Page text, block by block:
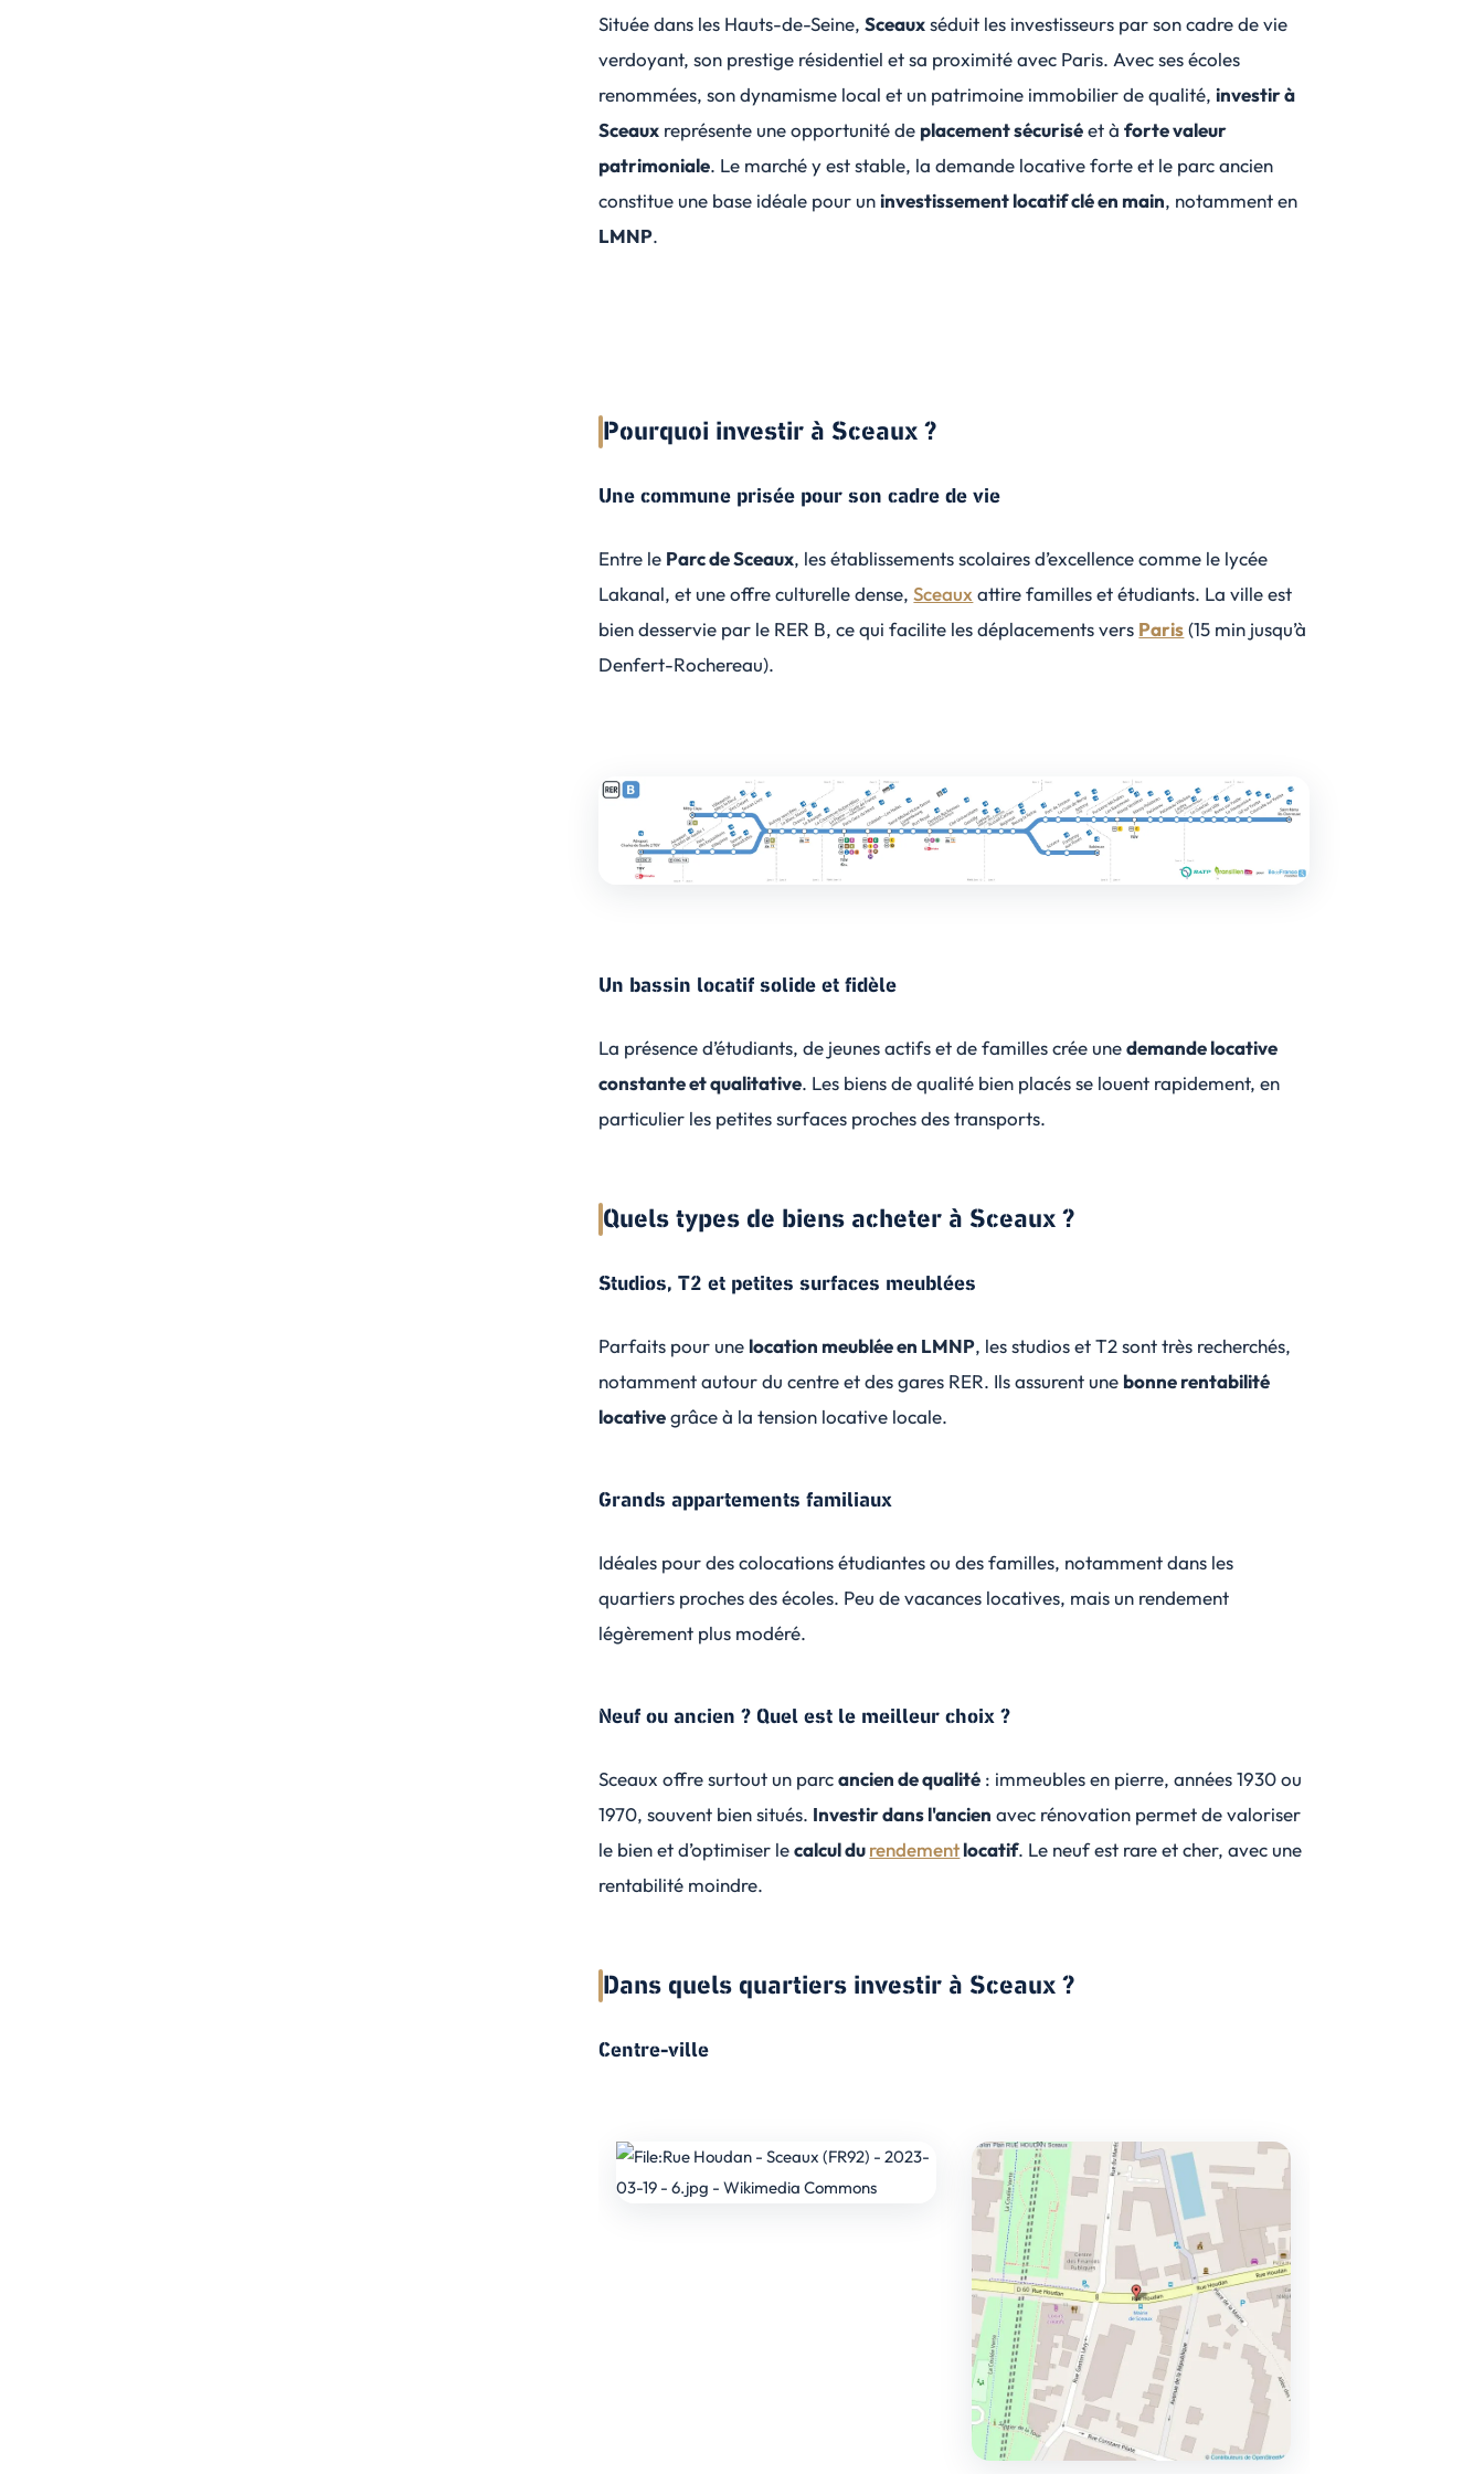
Située dans les Hauts-de-Seine,Sceauxséduit les investisseurs par son cadre de vie
verdoyant, son prestige résidentiel et sa proximité avec Paris. Avec ses écoles
renommées, son dynamisme local et un patrimoine immobilier de qualité,investir à
Sceaux représente une opportunité de placement sécuriséet àforte valeur
patrimoniale. Le marché y est stable, la demande locative forte et le parc ancien
constitue une base idéale pour uninvestissement locatif clé en main, notamment en
LMNP.
Pourquoi investir à Sceaux ?
Une commune prisée pour son cadre de vie
Entre le Parc de Sceaux, les établissements scolaires d’excellence comme le lycée
Lakanal, et une offre culturelle dense,Sceaux attire familles et étudiants. La ville est
bien desservie par le RER B, ce qui facilite les déplacements vers Paris(15 min jusqu’à
Denfert-Rochereau).
Un bassin locatif solide et fidèle
La présence d’étudiants, de jeunes actifs et de familles crée unedemande locative
constante et qualitative. Les biens de qualité bien placés se louent rapidement, en
particulier les petites surfaces proches des transports.
Quels types de biens acheter à Sceaux ?
Studios, T2 et petites surfaces meublées
Parfaits pour une location meublée en LMNP, les studios et T2 sont très recherchés,
notamment autour du centre et des gares RER. Ils assurent une bonne rentabilité
locativegrâce à la tension locative locale.
Grands appartements familiaux
Idéales pour des colocations étudiantes ou des familles, notamment dans les
quartiers proches des écoles. Peu de vacances locatives, mais un rendement
légèrement plus modéré.
Neuf ou ancien ? Quel est le meilleur choix ?
Sceaux offre surtout un parcancien de qualité : immeubles en pierre, années 1930 ou
1970, souvent bien situés. Investir dans l'ancien avec rénovation permet de valoriser
le bien et d’optimiser lecalcul durendementlocatif. Le neuf est rare et cher, avec une
rentabilité moindre.
Dans quels quartiers investir à Sceaux ?
Centre-ville